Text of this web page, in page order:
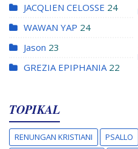
JACQLIEN CELOSSE 24
WAWAN YAP 24
Jason 23
GREZIA EPIPHANIA 22
TOPIKAL
RENUNGAN KRISTIANI PSALLO